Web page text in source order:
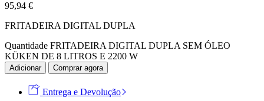
95,94 €
FRITADEIRA DIGITAL DUPLA
Quantidade FRITADEIRA DIGITAL DUPLA SEM ÓLEO
KÜKEN DE 8 LITROS E 2200 W
Adicionar Comprar agora
Entrega e Devolução